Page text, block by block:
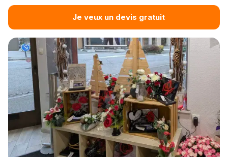
Je veux un devis gratuit